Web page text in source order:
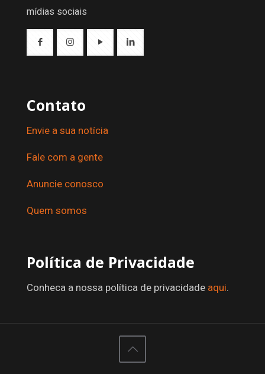
mídias sociais
Contato
Envie a sua notícia
Fale com a gente
Anuncie conosco
Quem somos
Política de Privacidade
Conheca a nossa política de privacidade aqui.